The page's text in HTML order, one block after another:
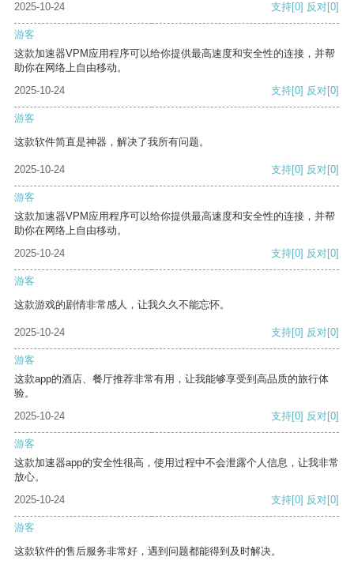
2025-10-24 支持[0] 反对[0]
游客
这款加速器VPM应用程序可以给你提供最高速度和安全性的连接，并帮
助你在网络上自由移动。
2025-10-24
支持[0] 反对[0]
游客
这款软件简直是神器，解决了我所有问题。
2025-10-24 支持[0] 反对[0]
游客
这款加速器VPM应用程序可以给你提供最高速度和安全性的连接，并帮
助你在网络上自由移动。
2025-10-24
支持[0] 反对[0]
游客
这款游戏的剧情非常感人，让我久久不能忘怀。
2025-10-24 支持[0] 反对[0]
游客
这款app的酒店、餐厅推荐非常有用，让我能够享受到高品质的旅行体
验。
2025-10-24
支持[0] 反对[0]
游客
这款加速器app的安全性很高，使用过程中不会泄露个人信息，让我非常
放心。
2025-10-24
支持[0] 反对[0]
游客
这款软件的售后服务非常好，遇到问题都能得到及时解决。